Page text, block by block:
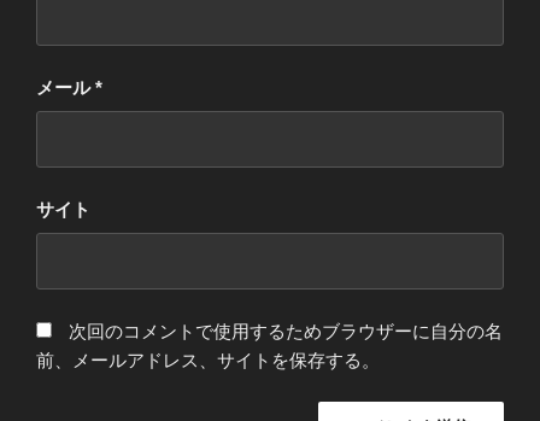
メール*
サイト
次回のコメントで使用するためブラウザーに自分の名
前、メールアドレス、サイトを保存する。